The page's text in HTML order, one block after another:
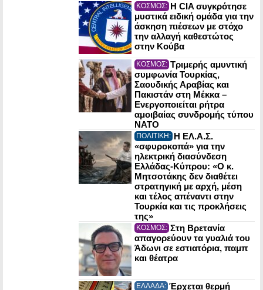
ΚΟΣΜΟΣ: Η CIA συγκρότησε
μυστικά ειδική ομάδα για την
άσκηση πιέσεων με στόχο
την αλλαγή καθεστώτος
στην Κούβα
ΚΟΣΜΟΣ: Τριμερής αμυντική
συμφωνία Τουρκίας,
Σαουδικής Αραβίας και
Πακιστάν στη Μέκκα –
Ενεργοποιείται ρήτρα
αμοιβαίας συνδρομής τύπου
NATO
ΠΟΛΙΤΙΚΗ: Η ΕΛ.Α.Σ.
«σφυροκοπά» για την
ηλεκτρική διασύνδεση
Ελλάδας-Κύπρου: «Ο κ.
Μητσοτάκης δεν διαθέτει
στρατηγική με αρχή, μέση
και τέλος απέναντι στην
Τουρκία και τις προκλήσεις
της»
ΚΟΣΜΟΣ: Στη Βρετανία
απαγορεύουν τα γυαλιά του
Άδωνι σε εστιατόρια, παμπ
και θέατρα
ΕΛΛΑΔΑ: Έρχεται θερμή